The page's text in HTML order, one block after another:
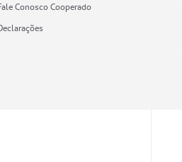
Conosco Cooperado